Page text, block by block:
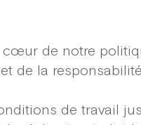
cœur de notre
de la
de travail